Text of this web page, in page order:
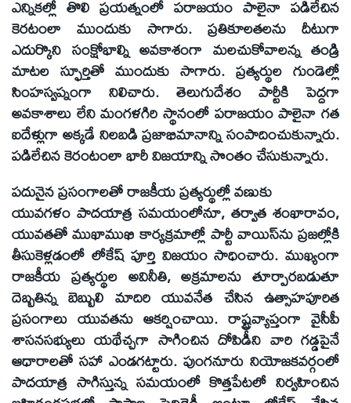
ఎన్నికల్లో తొలి ప్రయత్నంలో పరాజయం పాలైనా పడిలేచిన
కెరటంలా ముందుకు సాగారు. ప్రతికూలతలను దీటుగా
ఎదుర్కొని సంక్షోభాల్ని అవకాశంగా మలచుకోవాలన్న తండ్రి
మాటల స్ఫూర్తితో ముందుకు సాగారు. ప్రత్యర్థుల గుండెల్లో
సింహస్వప్నంగా నిలిచారు. తెలుగుదేశం పార్టీకి పెద్దగా
అవకాశాలు లేని మంగళగిరి స్థానంలో పరాజయం పాలైనా గత
ఐదేళ్లుగా అక్కడే నిలబడి ప్రజాభిమానాన్ని సంపాదించుకున్నారు.
పడిలేచిన కెరంటంలా భారీ విజయాన్ని సొంతం చేసుకున్నారు.
పదునైన ప్రసంగాలతో రాజకీయ ప్రత్యర్థుల్లో వణుకు
యువగళం పాదయాత్ర సమయంలోనూ, తర్వాత శంఖారావం,
యువతతో ముఖాముఖి కార్యక్రమాల్లో పార్టీ వాయిస్‌ను ప్రజల్లోకి
తీసుకెళ్లడంలో లోకేష్‌ పూర్తి విజయం సాధించారు. ముఖ్యంగా
రాజకీయ ప్రత్యర్థుల అవినీతి, అక్రమాలను తూర్పారబడుతూ
దెబ్బతిన్న బెబ్బులి మాదిరి యువనేత చేసిన ఉత్సాహపూరిత
ప్రసంగాలు యువతను ఆకర్షించాయి. రాష్ట్రవ్యాప్తంగా వైసీపీ
శాసనసభ్యులు యథేచ్చగా సాగించిన దోపిడీని వారి గడ్డపైనే
ఆధారాలతో సహా ఎండగట్టారు. పుంగనూరు నియోజకవర్గంలో
పాదయాత్ర సాగిస్తున్న సమయంలో కొత్తపేటలో నిర్వహించిన